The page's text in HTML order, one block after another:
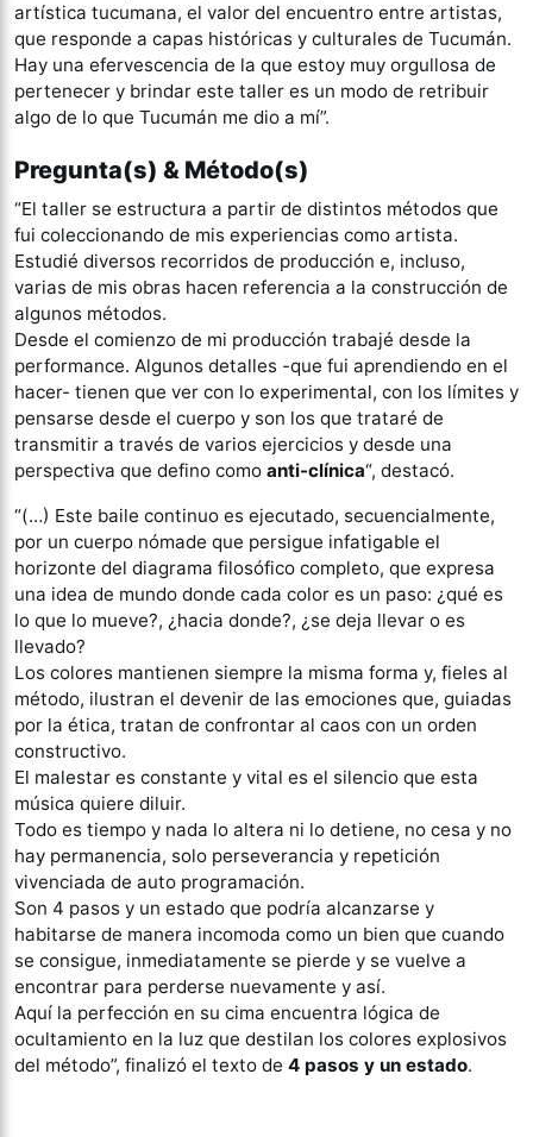
artística tucumana, el valor del encuentro entre artistas,
que responde a capas históricas y culturales de Tucumán.
Hay una efervescencia de la que estoy muy orgullosa de
pertenecer y brindar este taller es un modo de retribuir
algo de lo que Tucumán me dio a mí”.
Pregunta(s) & Método(s)
“El taller se estructura a partir de distintos métodos que
fui coleccionando de mis experiencias como artista.
Estudié diversos recorridos de producción e, incluso,
varias de mis obras hacen referencia a la construcción de
algunos métodos.
Desde el comienzo de mi producción trabajé desde la
performance. Algunos detalles -que fui aprendiendo en el
hacer- tienen que ver con lo experimental, con los límites y
pensarse desde el cuerpo y son los que trataré de
transmitir a través de varios ejercicios y desde una
perspectiva que defino como anti-clínica“, destacó.
“(…) Este baile continuo es ejecutado, secuencialmente,
por un cuerpo nómade que persigue infatigable el
horizonte del diagrama filosófico completo, que expresa
una idea de mundo donde cada color es un paso: ¿qué es
lo que lo mueve?, ¿hacia donde?, ¿se deja llevar o es
llevado?
Los colores mantienen siempre la misma forma y, fieles al
método, ilustran el devenir de las emociones que, guiadas
por la ética, tratan de confrontar al caos con un orden
constructivo.
El malestar es constante y vital es el silencio que esta
música quiere diluir.
Todo es tiempo y nada lo altera ni lo detiene, no cesa y no
hay permanencia, solo perseverancia y repetición
vivenciada de auto programación.
Son 4 pasos y un estado que podría alcanzarse y
habitarse de manera incomoda como un bien que cuando
se consigue, inmediatamente se pierde y se vuelve a
encontrar para perderse nuevamente y así.
Aquí la perfección en su cima encuentra lógica de
ocultamiento en la luz que destilan los colores explosivos
del método”, finalizó el texto de 4 pasos y un estado.